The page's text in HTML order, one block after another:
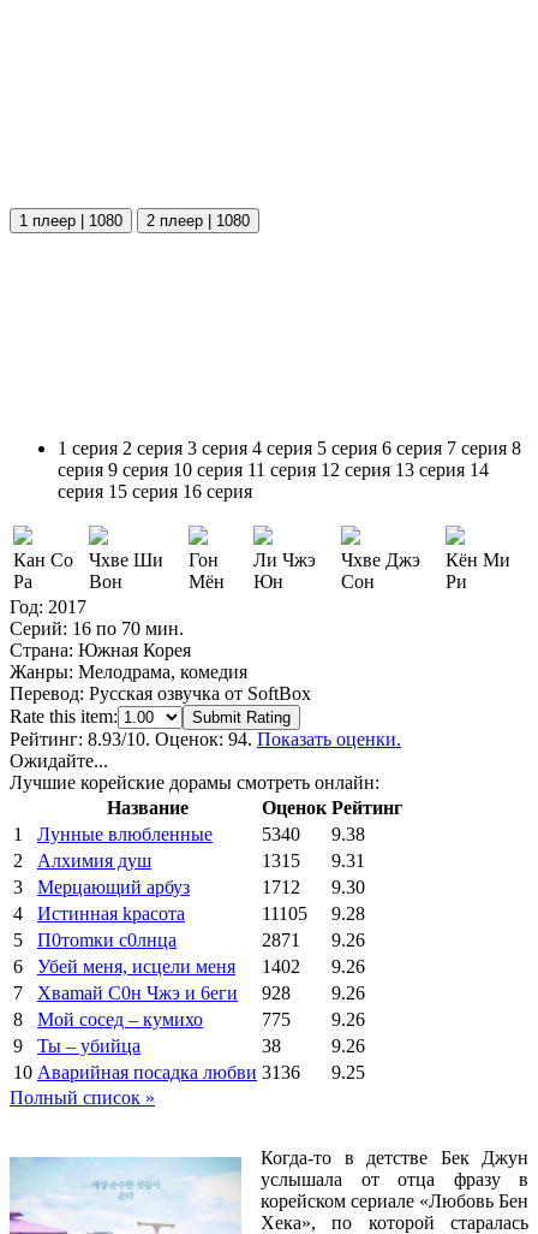
1 плеер | 1080 2 плеер | 1080
1 серия 2 серия 3 серия 4 серия 5 серия 6 серия 7 серия 8
серия 9 серия 10 серия 11 серия 12 серия 13 серия 14
серия 15 серия 16 серия
Кан Со
Ра
Чхве Ши
Вон
Гон
Мён
Ли Чжэ
Юн
Чхве Джэ
Сон
Кён Ми
Ри
Год: 2017
Серий: 16 по 70 мин.
Страна: Южная Корея
Жанры: Мелодрама, комедия
Перевод: Русская озвучка от SoftBox
Rate this item:
Submit Rating
Рейтинг: 8.93/10. Оценок: 94. Показать оценки.
Ожидайте...
Лучшие корейские дорамы смотреть онлайн:
Название
Оценок Рейтинг
1
Лунные влюбленные 5340
9.38
2
Алхимия душ 1315
9.31
3
Мерцающий арбуз 1712
9.30
4
Иcтиннaя kрасoтa 11105
9.28
5
П0тоmки c0лнцa 2871
9.26
6
Убей меня, исцели меня 1402
9.26
7
Xваmай С0н Чжэ и 6еги 928
9.26
8
Мой сосед – кумихо 775
9.26
9
Ты – убийца 38
9.26
10 Аварийная посадка любви 3136
9.25
Полный список »
Когда-то в детстве Бек Джун
услышала от отца фразу в
корейском сериале «Любовь Бен
Хека», по которой старалась